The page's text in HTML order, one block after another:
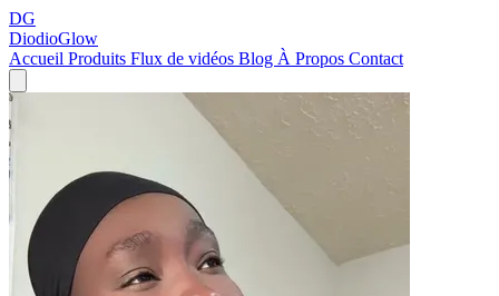
DG
DiodioGlow
Accueil Produits Flux de vidéos Blog À Propos Contact